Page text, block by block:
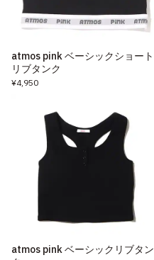
atmos pink ベーシックショート
リブタンク
¥4,950
atmos pink ベーシックリブタン